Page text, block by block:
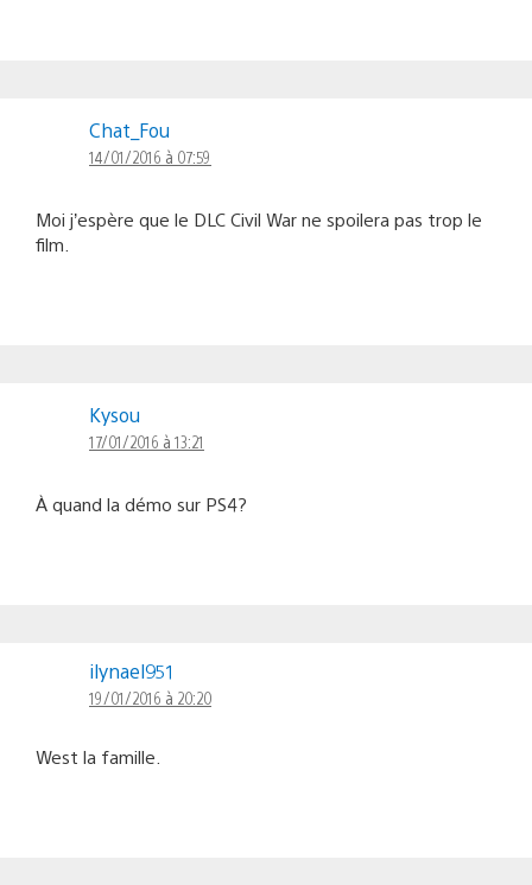
Chat_Fou
14/01/2016 à 07:59
Moi j’espère que le DLC Civil War ne spoilera pas trop le
film.
Kysou
17/01/2016 à 13:21
À quand la démo sur PS4?
ilynael951
19/01/2016 à 20:20
West la famille.